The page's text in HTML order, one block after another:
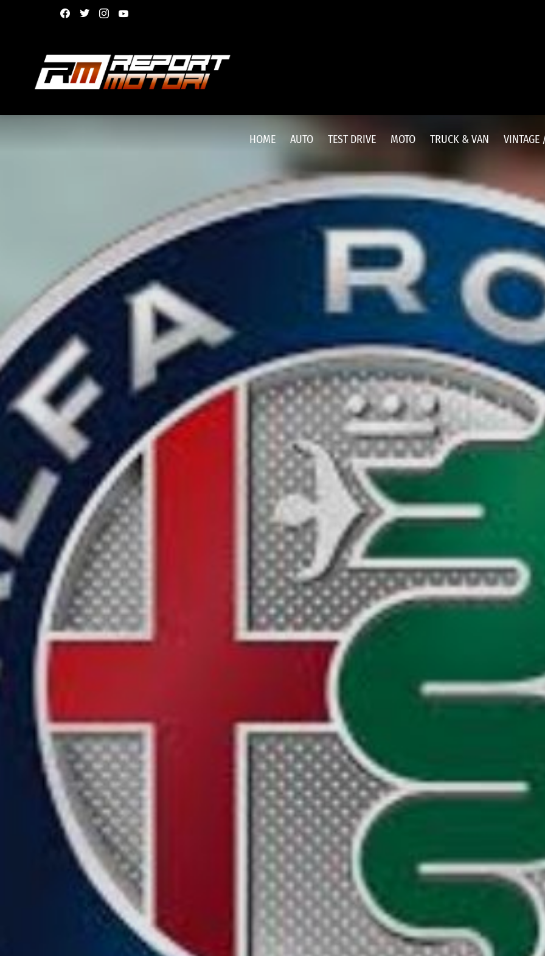
facebooktwitterinstagram
HOME AUTO TEST DRIVE MOTO TRUCK & VAN VINTAGE